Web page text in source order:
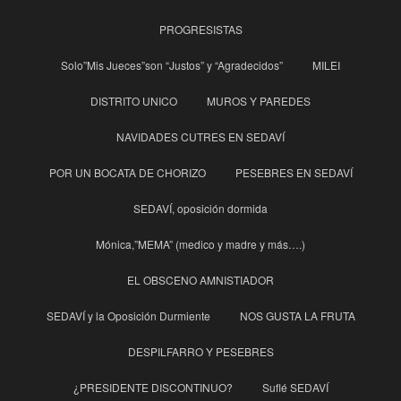
PROGRESISTAS
Solo”Mis Jueces”son “Justos” y “Agradecidos” MILEI
DISTRITO UNICO MUROS Y PAREDES
NAVIDADES CUTRES EN SEDAVÍ
POR UN BOCATA DE CHORIZO PESEBRES EN SEDAVÍ
SEDAVÍ, oposición dormida
Mónica,”MEMA” (medico y madre y más….)
EL OBSCENO AMNISTIADOR
SEDAVÍ y la Oposición Durmiente NOS GUSTA LA FRUTA
DESPILFARRO Y PESEBRES
¿PRESIDENTE DISCONTINUO? Suflé SEDAVÍ